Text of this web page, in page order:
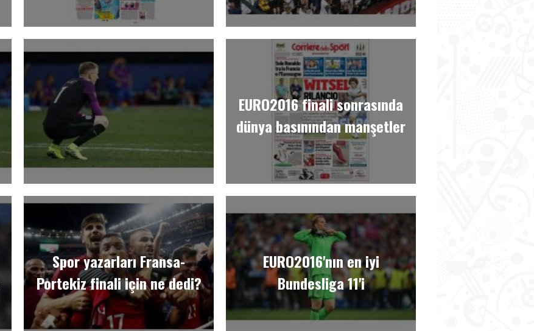
EURO2016 finali sonrasında
dünya basınından manşetler
Spor yazarları Fransa-
Portekiz finali için ne dedi?
EURO2016'nın en iyi
Bundesliga 11'i